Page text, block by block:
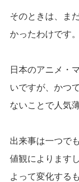
そのときは、ま
かったわけです。
日本のアニメ・
いですが、かつ
ないことで人気
出来事は一つで
値観によります
よって変化する